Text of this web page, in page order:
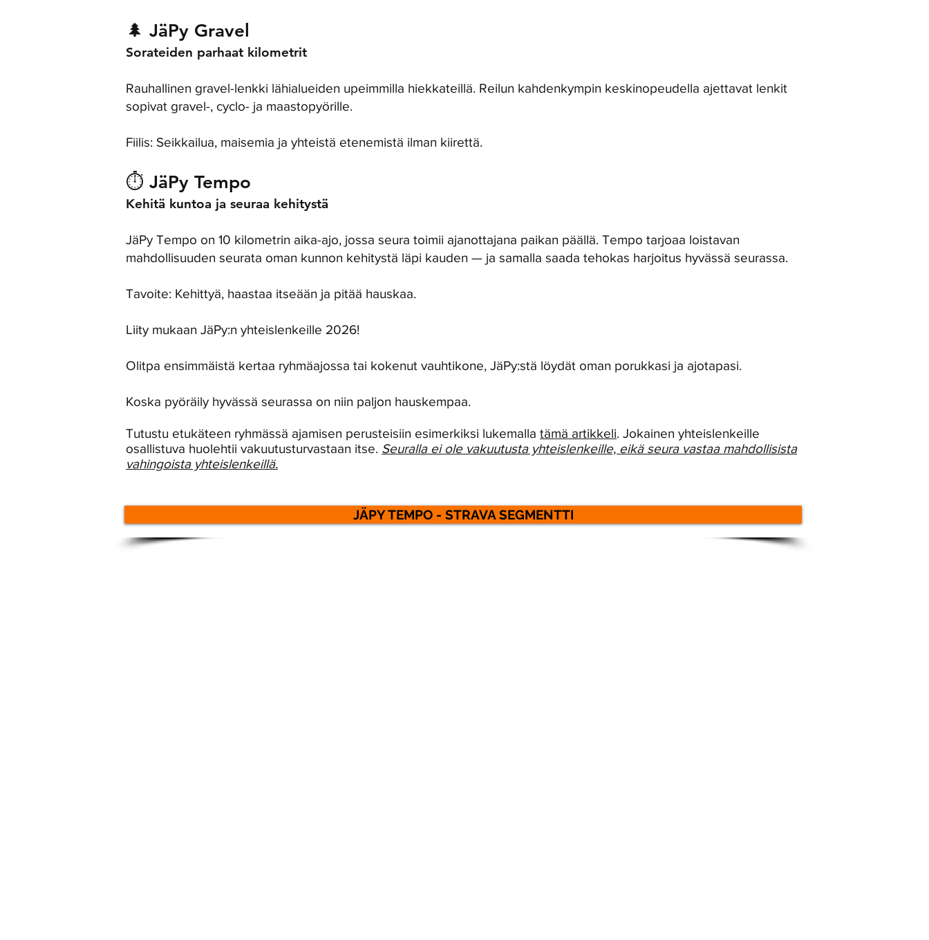
🌲 JäPy Gravel
Sorateiden parhaat kilometrit
Rauhallinen gravel-lenkki lähialueiden upeimmilla hiekkateillä. Reilun kahdenkympin keskinopeudella ajettavat lenkit
sopivat gravel-, cyclo- ja maastopyörille.
Fiilis: Seikkailua, maisemia ja yhteistä etenemistä ilman kiirettä.
⏱️ JäPy Tempo
Kehitä kuntoa ja seuraa kehitystä
JäPy Tempo on 10 kilometrin aika-ajo, jossa seura toimii ajanottajana paikan päällä. Tempo tarjoaa loistavan
mahdollisuuden seurata oman kunnon kehitystä läpi kauden — ja samalla saada tehokas harjoitus hyvässä seurassa.
Tavoite: Kehittyä, haastaa itseään ja pitää hauskaa.
Liity mukaan JäPy:n yhteislenkeille 2026!
Olitpa ensimmäistä kertaa ryhmäajossa tai kokenut vauhtikone, JäPy:stä löydät oman porukkasi ja ajotapasi.
Koska pyöräily hyvässä seurassa on niin paljon hauskempaa.
Tutustu etukäteen ryhmässä ajamisen perusteisiin esimerkiksi lukemalla tämä artikkeli. Jokainen yhteislenkeille
osallistuva huolehtii vakuutusturvastaan itse. Seuralla ei ole vakuutusta yhteislenkeille, eikä seura vastaa mahdollisista
vahingoista yhteislenkeillä.
JÄPY TEMPO - STRAVA SEGMENTTI